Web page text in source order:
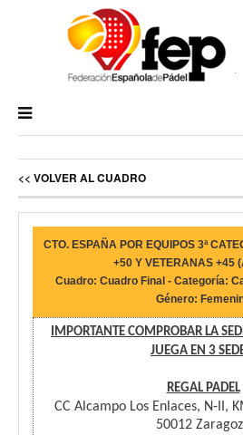
<< VOLVER AL CUADRO
CTO. ESPAÑA POR EQUIPOS 3ª
+50 Y VETERANAS +45
Cuadro: Cuadro Final - Categoría:
Género:
IMPORTANTE COMPROBAR LA
JUEGA EN 3
REGAL PADEL
CC Alcampo Los Enlaces, N-II,
50012